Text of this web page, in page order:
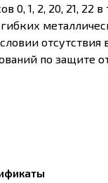
0, 1, 2, 20, 21, 22
отсутствия
по защите